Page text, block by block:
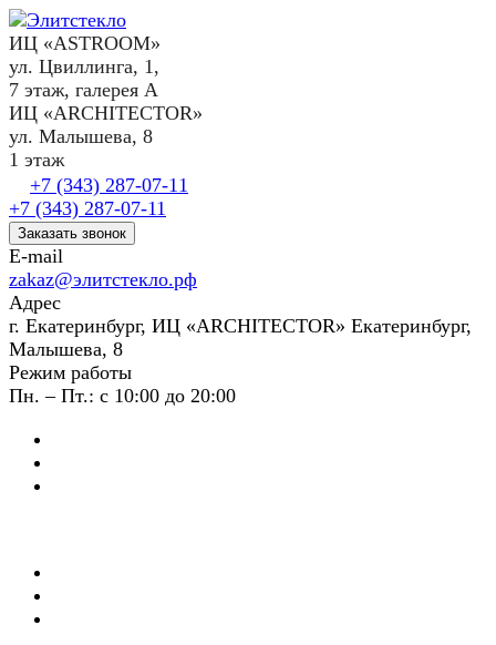
ИЦ «ASTROOM»
ул. Цвиллинга, 1,
7 этаж, галерея А
ИЦ «ARCHITECTOR»
ул. Малышева, 8
1 этаж
+7 (343) 287-07-11
+7 (343) 287-07-11
Заказать звонок
E-mail
zakaz@элитстекло.рф
Адрес
г. Екатеринбург, ИЦ «ARCHITECTOR» Екатеринбург,
Малышева, 8
Режим работы
Пн. – Пт.: с 10:00 до 20:00